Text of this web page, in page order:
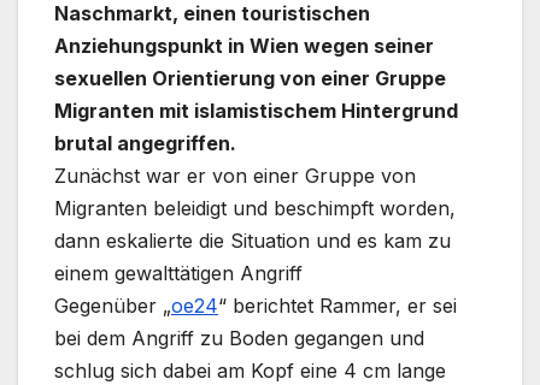
Naschmarkt, einen touristischen
Anziehungspunkt in Wien wegen seiner
sexuellen Orientierung von einer Gruppe
Migranten mit islamistischem Hintergrund
brutal angegriffen.
Zunächst war er von einer Gruppe von
Migranten beleidigt und beschimpft worden,
dann eskalierte die Situation und es kam zu
einem gewalttätigen Angriff
Gegenüber „oe24“ berichtet Rammer, er sei
bei dem Angriff zu Boden gegangen und
schlug sich dabei am Kopf eine 4 cm lange